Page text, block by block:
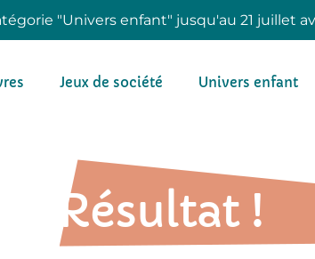
"Univers enfant" jusqu'au 21 juillet
Jeux de société Univers enfant
Résultat !